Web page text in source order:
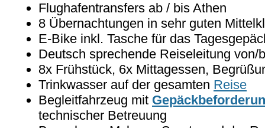
Flughafentransfers ab / bis Athen
8 Übernachtungen in sehr guten
E-Bike inkl. Tasche für das
Deutsch sprechende Reiseleitung von/
8x Frühstück, 6x Mittagessen,
Trinkwasser auf der gesamten Reise
Begleitfahrzeug mit
technischer Betreuung